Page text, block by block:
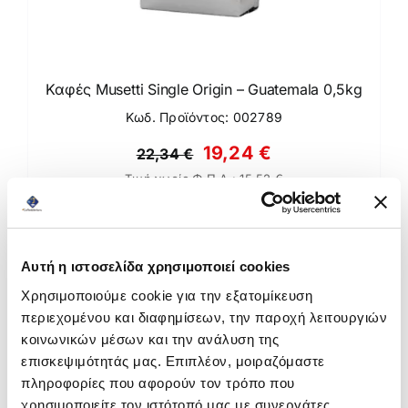
Αυτή η ιστοσελίδα χρησιμοποιεί cookies
Χρησιμοποιούμε cookie για την εξατομίκευση
περιεχομένου και διαφημίσεων, την παροχή λειτουργιών
κοινωνικών μέσων και την ανάλυση της
επισκεψιμότητάς μας. Επιπλέον, μοιραζόμαστε
πληροφορίες που αφορούν τον τρόπο που
χρησιμοποιείτε τον ιστότοπό μας με συνεργάτες
Καφές Musetti Single Origin – Guatemala 0,5kg
Κωδ. Προϊόντος: 002789
22,34€ Original
price
19,24€
τρέχουσα
τιμή
19,24 €.
Τιμή χωρίς Φ.Π.Α.:15,52 €
Άμεσα διαθέσιμο
Προσθήκη στο καλάθι
-27%